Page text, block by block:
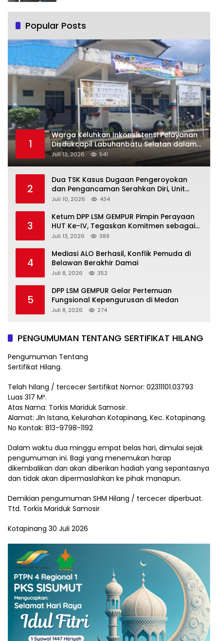
Popular Posts
1
Warga Keluhkan Inkonsistensi Pelayanan
Disdukcapil Labuhanbatu Selatan dalam
Pengurusan KK Rusak
Juli 13, 2026 541
2
Dua TSK Kasus Dugaan Pengeroyokan
dan Pengancaman Serahkan Diri, Unit
Reskrim Polsek Lolowau Tuntaskan
Juli 10, 2026 434
3
Ketum DPP LSM GEMPUR Pimpin Perayaan
HUT Ke-IV, Tegaskan Komitmen sebagai
Mitra Pemerintah dan Corong Aspirasi
Juli 13, 2026 389
4
Mediasi ALO Berhasil, Konflik Pemuda di
Belawan Berakhir Damai
Juli 8, 2026 352
5
DPP LSM GEMPUR Gelar Pertemuan
Fungsional Kepengurusan di Medan
Juli 8, 2026 274
PENGUMUMAN TENTANG SERTIFIKAT HILANG
Pengumuman Tentang
Sertifikat Hilang.
Telah hilang / tercecer Sertifikat Nomor: 02311101.03793
Luas 317 M².
Atas Nama: Torkis Mariduk Samosir.
Alamat: Jln Istana, Kelurahan Kotapinang, Kec. Kotapinang.
No Kontak: 813-9798-1192
Dalam waktu dua minggu empat belas hari, dimulai sejak
pengumuman ini. Bagi yang menemukan harap
dikembalikan dan akan diberikan hadiah yang sepantasnya
dan tidak akan dipermaslahkan ke pihak manapun.
Demikian pengumuman SHM Hilang / tercecer diperbuat.
Ttd. Torkis Mariduk Samosir
Kotapinang 30 Juli 2026